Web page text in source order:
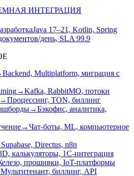
ИНТЕГРАЦИЯ
Java 17–21, Kotlin, Spring
день, SLA 99.9
Backend, Multiplatform, миграция с
→Kafka, RabbitMQ, потоки
→Процессинг, TON, биллинг
→Бэкофис, аналитика,
→Чат-боты, ML, компьютерное
Supabase, Directus, n8n
калькуляторы, 1С-интеграция
прошивки, IoT-платформы
Мультитенант, биллинг, API